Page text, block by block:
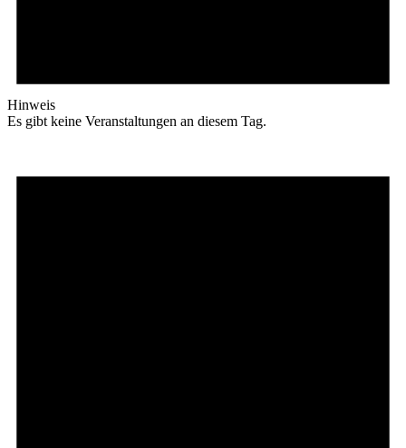
Hinweis
Es gibt keine Veranstaltungen an diesem Tag.